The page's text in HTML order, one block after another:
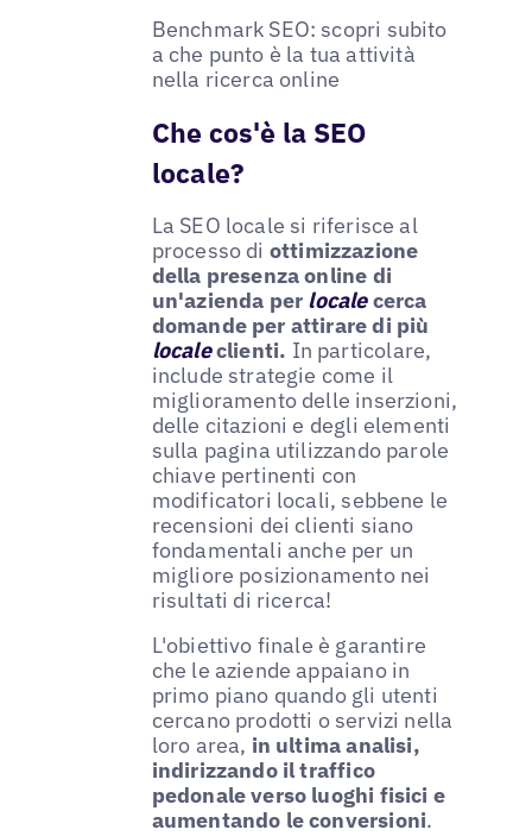
Benchmark SEO: scopri subito
a che punto è la tua attività
nella ricerca online
Che cos'è la SEO
locale?
La SEO locale si riferisce al
processo di ottimizzazione
della presenza online di
un'azienda per localecerca
domande per attirare di più
localeclienti. In particolare,
include strategie come il
miglioramento delle inserzioni,
delle citazioni e degli elementi
sulla pagina utilizzando parole
chiave pertinenti con
modificatori locali, sebbene le
recensioni dei clienti siano
fondamentali anche per un
migliore posizionamento nei
risultati di ricerca!
L'obiettivo finale è garantire
che le aziende appaiano in
primo piano quando gli utenti
cercano prodotti o servizi nella
loro area, in ultima analisi,
indirizzando il traffico
pedonale verso luoghi fisici e
aumentando le conversioni.